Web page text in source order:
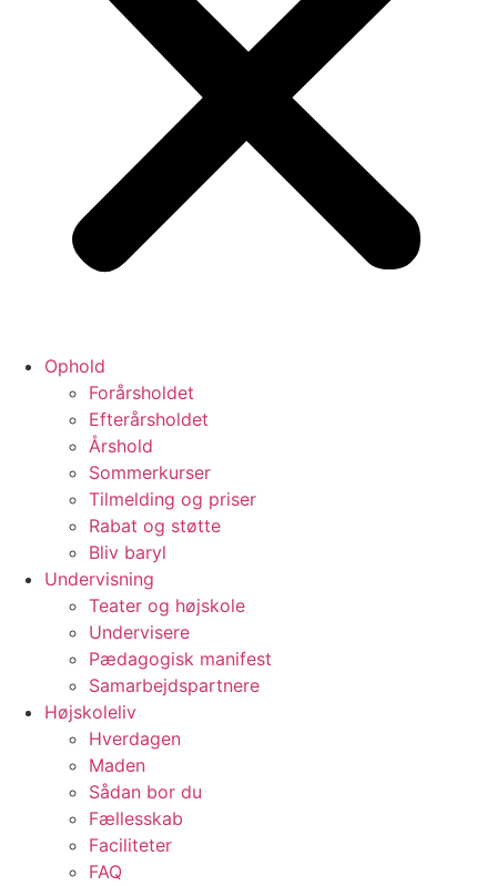
Ophold
Forårsholdet
Efterårsholdet
Årshold
Sommerkurser
Tilmelding og priser
Rabat og støtte
Bliv baryl
Undervisning
Teater og højskole
Undervisere
Pædagogisk manifest
Samarbejdspartnere
Højskoleliv
Hverdagen
Maden
Sådan bor du
Fællesskab
Faciliteter
FAQ